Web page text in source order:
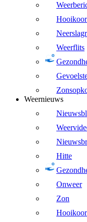
Weerflits
Weernieuws
Hitte
Onweer
Zon